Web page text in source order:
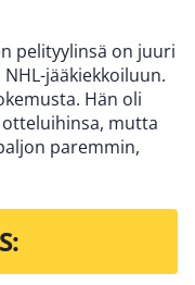
pelityylinsä on juuri
jääkiekkoiluun.
Hän oli
mutta
paremmin,